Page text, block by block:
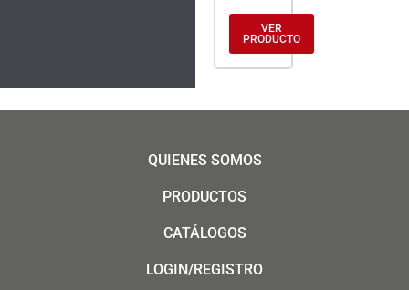
VER
PRODUCTO
QUIENES SOMOS
PRODUCTOS
CATÁLOGOS
LOGIN/REGISTRO